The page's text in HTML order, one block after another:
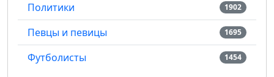
Политики 1902
Певцы и певицы 1695
Футболисты 1454